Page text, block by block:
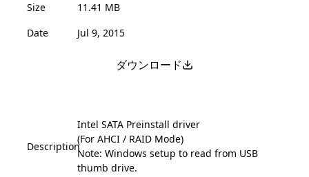
Size
11.41 MB
Date
Jul 9, 2015
ダウンロード
Description
Intel SATA Preinstall driver
(For AHCI / RAID Mode)
Note: Windows setup to read from USB
thumb drive.